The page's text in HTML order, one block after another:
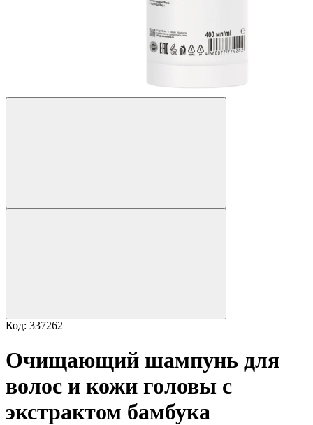
Код: 337262
Очищающий шампунь для
волос и кожи головы с
экстрактом бамбука